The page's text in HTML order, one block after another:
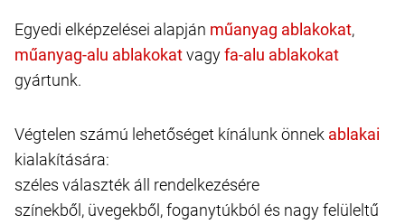
Egyedi elképzelései alapján
,
vagy
gyártunk.
Végtelen számú lehetőséget kínálunk önnek
kialakítására:
széles választék áll rendelkezésére
színekből, üvegekből, foganytúkból és nagy felüleltű